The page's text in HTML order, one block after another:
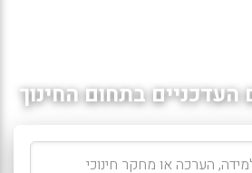
בתחום החינוך